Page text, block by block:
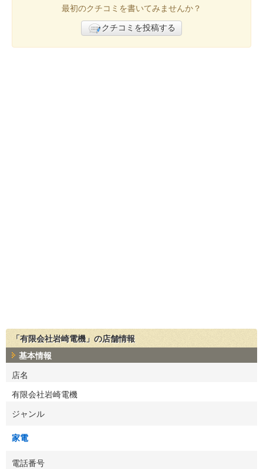
最初のクチコミを書いてみませんか？
クチコミを投稿する
「有限会社岩崎電機」の店舗情報
基本情報
店名
有限会社岩崎電機
ジャンル
家電
電話番号